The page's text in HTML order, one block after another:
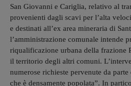
San Giovanni e Cariglia, relativo al
provenienti dagli scavi per l’alta
e destinati all’ex area mineraria di
l’amministrazione comunale intende
riqualificazione urbana della frazione
il territorio degli altri comuni.
numerose richieste pervenute da
che è densamente popolata”. In